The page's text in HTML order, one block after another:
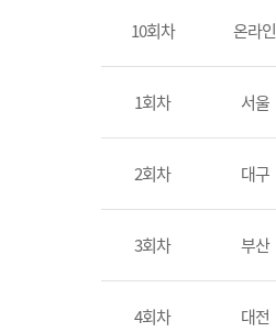
10회차 온라인
1회차 서울
2회차 대구
3회차 부산
4회차 대전